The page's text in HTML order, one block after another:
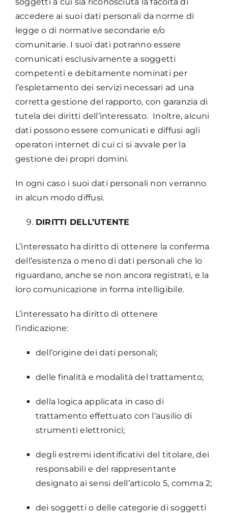
accedere ai suoi dati personali da norme di
legge o di normative secondarie e/o
comunitarie. I suoi dati potranno essere
comunicati esclusivamente a soggetti
competenti e debitamente nominati per
l’espletamento dei servizi necessari ad una
corretta gestione del rapporto, con garanzia di
tutela dei diritti dell’interessato. Inoltre, alcuni
dati possono essere comunicati e diffusi agli
operatori internet di cui ci si avvale per la
gestione dei propri domini.
In ogni caso i suoi dati personali non verranno
in alcun modo diffusi.
DIRITTI DELL’UTENTE
L’interessato ha diritto di ottenere la conferma
dell’esistenza o meno di dati personali che lo
riguardano, anche se non ancora registrati, e la
loro comunicazione in forma intelligibile.
L’interessato ha diritto di ottenere
l’indicazione:
dell’origine dei dati personali;
delle finalità e modalità del trattamento;
della logica applicata in caso di
trattamento effettuato con l’ausilio di
strumenti elettronici;
degli estremi identificativi del titolare, dei
responsabili e del rappresentante
designato ai sensi dell’articolo 5, comma 2;
dei soggetti o delle categorie di soggetti